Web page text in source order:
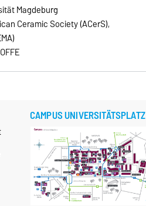
Magdeburg
Ceramic Society (ACerS),
CAMPUS UNIVERSITÄTSPLATZ